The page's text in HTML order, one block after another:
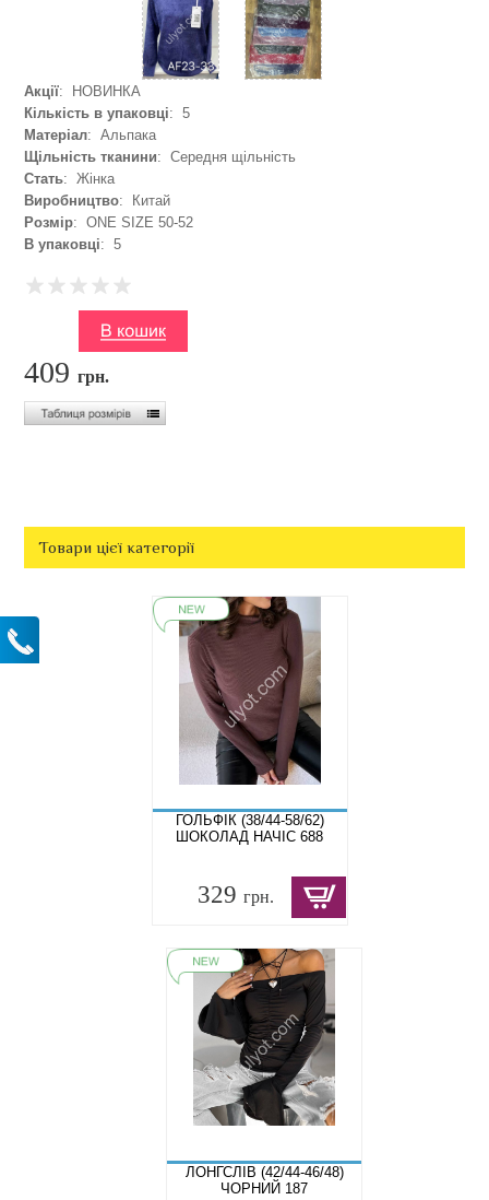
Акції: НОВИНКА
Кількість в упаковці: 5
Матеріал: Альпака
Щільність тканини: Середня щільність
Стать: Жінка
Виробництво: Китай
Розмір: ONE SIZE 50-52
В упаковці: 5
409грн.
Товари цієї категорії
ГОЛЬФІК (38/44-58/62)
ШОКОЛАД НАЧІС 688
329 грн.
ЛОНГСЛІВ (42/44-46/48)
ЧОРНИЙ 187